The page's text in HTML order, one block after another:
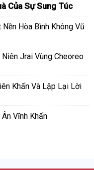
Của Sự Sung Túc
Hòa Bình Không Vũ
Jrai Vùng Cheoreo
Khấn Và Lặp Lại Lời
Vĩnh Khấn